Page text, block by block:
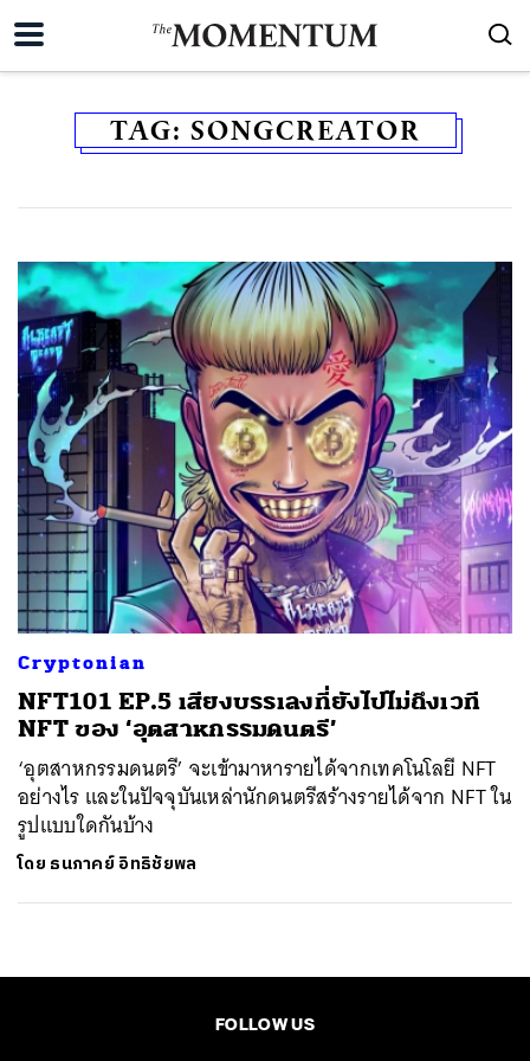
TAG: SONGCREATOR
Cryptonian
NFT101 EP.5 เสียงบรรเลงที่ยังไปไม่ถึงเวที
NFT ของ ‘อุตสาหกรรมดนตรี’
‘อุตสาหกรรมดนตรี’ จะเข้ามาหารายได้จากเทคโนโลยี NFT
อย่างไร และในปัจจุบันเหล่านักดนตรีสร้างรายได้จาก NFT ใน
รูปแบบใดกันบ้าง
โดย ธนภาคย์ อิทธิชัยพล
FOLLOW US
SHARE TWEET LINE EMAIL